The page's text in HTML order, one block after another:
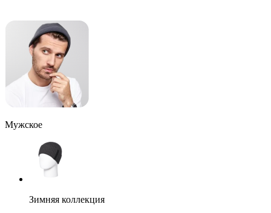
Мужское
Зимняя коллекция